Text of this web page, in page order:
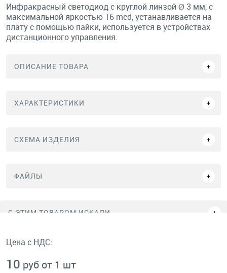
Инфракрасный светодиод с круглой линзой Ø 3 мм, с
максимальной яркостью 16 mcd, устанавливается на
плату с помощью пайки, используется в устройствах
дистанционного управления.
ОПИСАНИЕ ТОВАРА
ХАРАКТЕРИСТИКИ
СХЕМА ИЗДЕЛИЯ
ФАЙЛЫ
C ЭТИМ ТОВАРОМ ИСКАЛИ
Цена с НДС:
10 руб от 1 шт